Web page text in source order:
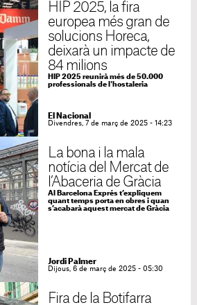
HIP 2025, la fira
europea més gran de
solucions Horeca,
deixarà un impacte de
84 milions
HIP 2025 reunirà més de 50.000
professionals de l'hostaleria
El Nacional
Divendres, 7 de març de 2025 - 14:23
La bona i la mala
notícia del Mercat de
l’Abaceria de Gràcia
Al Barcelona Exprés t’expliquem
quant temps porta en obres i quan
s’acabarà aquest mercat de Gràcia
Jordi Palmer
Dijous, 6 de març de 2025 - 05:30
Fira de la Botifarra